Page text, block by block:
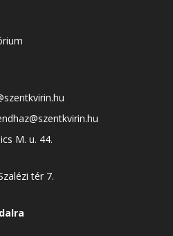
M. u. 44.
tér 7.